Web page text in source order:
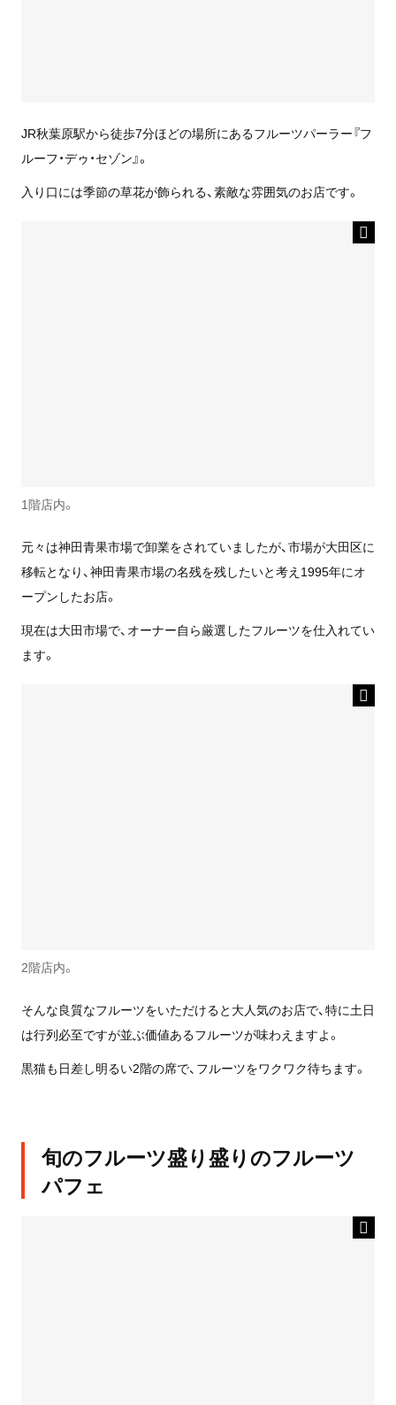
JR秋葉原駅から徒歩7分ほどの場所にあるフルーツパーラー『フ
ルーフ・デゥ・セゾン』。
入り口には季節の草花が飾られる、素敵な雰囲気のお店です。
1階店内。
元々は神田青果市場で卸業をされていましたが、市場が大田区に
移転となり、神田青果市場の名残を残したいと考え1995年にオ
ープンしたお店。
現在は大田市場で、オーナー自ら厳選したフルーツを仕入れてい
ます。
2階店内。
そんな良質なフルーツをいただけると大人気のお店で、特に土日
は行列必至ですが並ぶ価値あるフルーツが味わえますよ。
黒猫も日差し明るい2階の席で、フルーツをワクワク待ちます。
旬のフルーツ盛り盛りのフルーツ
パフェ